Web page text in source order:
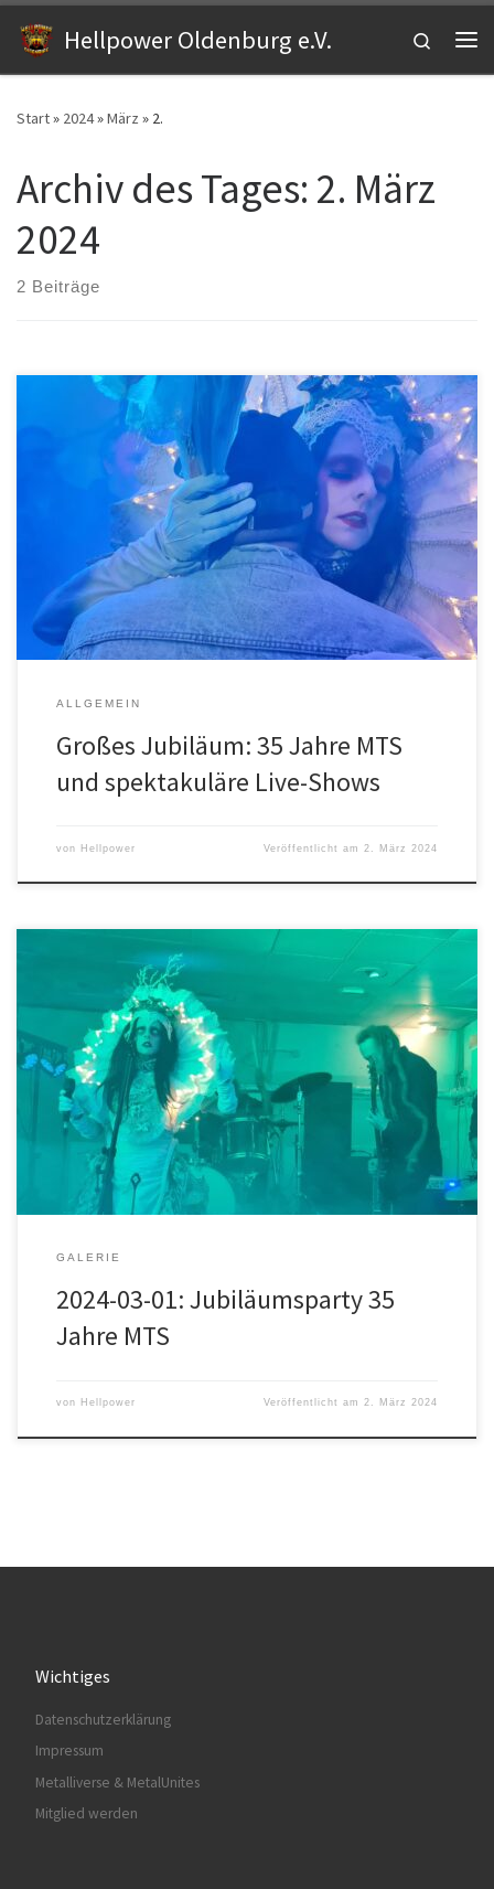
Zum Inhalt springen
Hellpower Oldenburg e.V.
Search
Start» 2024»März » 2.
Archiv des Tages: 2. März
2024
2 Beiträge
Wie könnte ein Monat besser starten als mit einer großen
Jubiläumssause bei MTS?! Und dabei gab es ja gleich in
mehrfacher Hinsicht etwas zu feiern. Zunächst natürlich den 35-
jährigen Geburtstag des Plattenladens, der erst seit kurzem sein
neues zu Hause in der Ritterstraße in Oldenburgs Innenstadt
gefunden hat. Allein dafür […]
ALLGEMEIN
Großes Jubiläum: 35 Jahre MTS
und spektakuläre Live-Shows
von Hellpower Veröffentlicht am 2. März 2024
Live-Acts an diesem Abend:
GALERIE
2024-03-01: Jubiläumsparty 35
Jahre MTS
von Hellpower Veröffentlicht am2. März 2024
Wichtiges
Datenschutzerklärung
Impressum
Metalliverse & MetalUnites
Mitglied werden